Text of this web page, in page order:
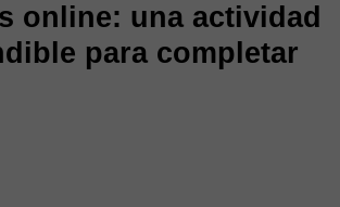
online: una actividad
para completar